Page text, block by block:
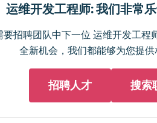
运维开发工程师: 我们非常
要招聘团队中下一位 运维开发工程
全新机会，我们都能够为您提供
招聘人才 搜索